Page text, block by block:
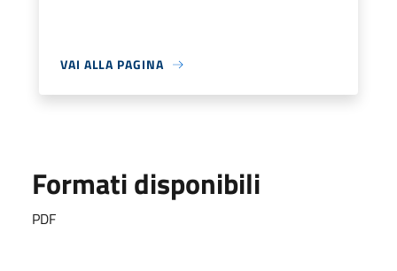
VAI ALLA PAGINA
Formati disponibili
PDF